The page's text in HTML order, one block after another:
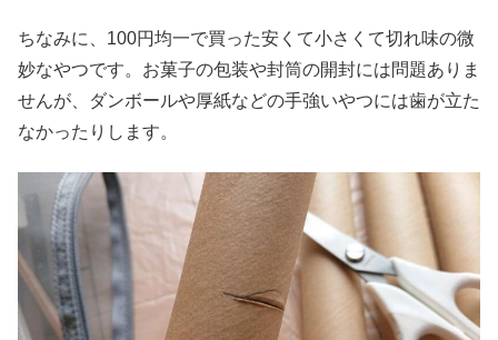
ちなみに、100円均一で買った安くて小さくて切れ味の微
妙なやつです。お菓子の包装や封筒の開封には問題ありま
せんが、ダンボールや厚紙などの手強いやつには歯が立た
なかったりします。